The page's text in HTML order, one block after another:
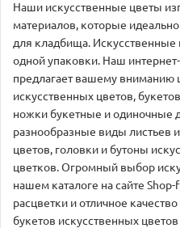
Наши искусственные цветы
материалов, которые
для кладбища.
одной упаковки. Наш
предлагает вашему вниманию
искусственных цветов,
ножки букетные и одиночные
разнообразные виды листьев
цветов, головки и бутоны
цветков. Огромный выбор
нашем каталоге на сайте
расцветки и отличное
букетов искусственных